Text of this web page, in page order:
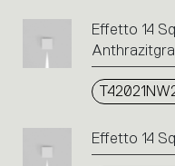
Effetto 14
Effetto 14